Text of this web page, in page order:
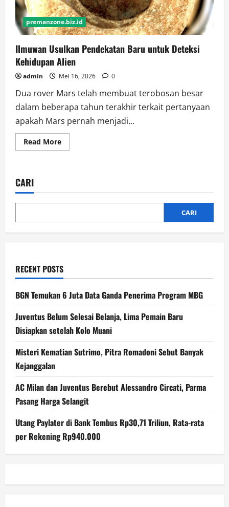
premanzone.biz.id
Ilmuwan Usulkan Pendekatan Baru untuk Deteksi
Kehidupan Alien
admin Mei 16, 2026 0
Dua rover Mars telah membuat terobosan besar
dalam beberapa tahun terakhir terkait pertanyaan
apakah Mars pernah menjadi...
Read MoreRead
more
untuk
Kehidupan
CARI
CARI
RECENT POSTS
BGN Temukan 6 Juta Data Ganda Penerima Program MBG
Juventus Belum Selesai Belanja, Lima Pemain Baru
Disiapkan setelah Kolo Muani
Misteri Kematian Sutrimo, Pitra Romadoni Sebut Banyak
Kejanggalan
AC Milan dan Juventus Berebut Alessandro Circati, Parma
Pasang Harga Selangit
Utang Paylater di Bank Tembus Rp30,71 Triliun, Rata-rata
per Rekening Rp940.000